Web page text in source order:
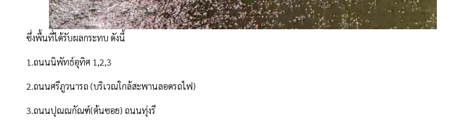
ซึ่งพื้นที่ได้รับผลกระทบ ดังนี้
1.ถนนนิพัทธ์อุทิศ 1,2,3
2.ถนนศรีภูวนารถ (บริเวณใกล้สะพานลอดรถไฟ)
3.ถนนปุณณกัณฑ์(ต้นซอย) ถนนทุ่งรี